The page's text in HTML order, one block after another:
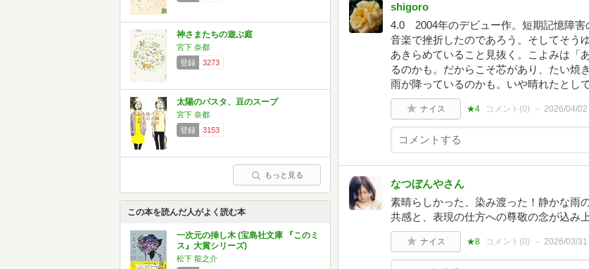
神さまたちの遊ぶ庭
宮下 奈都
登録
3273
太陽のパスタ、豆のスープ
宮下 奈都
登録
3153
もっと見る
この本を読んだ人がよく読む本
一次元の挿し木 (宝島社文庫 『このミ
ス』大賞シリーズ)
松下 龍之介
shigoro
4.0 2004年のデビュー作。短期記憶障害
音楽で挫折したのであろう。そしてそう
あきらめていること見抜く。こよみは「
るのかも。だからこそ芯があり、たい焼
雨が降っているのかも。いや晴れたとし
ナイス ★4 コメント(0) 2026/04/02
なつぼんやさん
素晴らしかった、染み渡った！静かな雨
共感と、表現の仕方への尊敬の念が込み
ナイス ★8 コメント(0) 2026/03/31